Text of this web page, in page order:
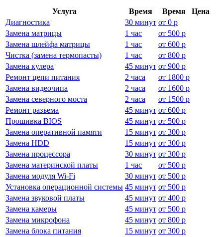
Услуга Время Время
Цена
Диагностика
30 минут от 0 р
Замена матрицы
1 час от 500 р
Замена шлейфа матрицы
1 час от 600 р
Чистка (замена термопасты)
1 час от 800 р
Замена кулера
45 минут от 900 р
Ремонт цепи питания
2 часа от 1800 р
Замена видеочипа
2 часа от 1600 р
Замена северного моста
2 часа от 1500 р
Ремонт разъема
45 минут от 600 р
Прошивка BIOS
45 минут от 500 р
Замена оперативной памяти
15 минут от 300 р
Замена HDD
15 минут от 300 р
Замена процессора
30 минут от 300 р
Замена материнской платы
1 час от 500 р
Замена модуля Wi-Fi
30 минут от 500 р
Установка операционной системы 45 минут от 500 р
Замена звуковой платы
45 минут от 400 р
Замена камеры
45 минут от 500 р
Замена микрофона
45 минут от 800 р
Замена блока питания
15 минут от 300 р